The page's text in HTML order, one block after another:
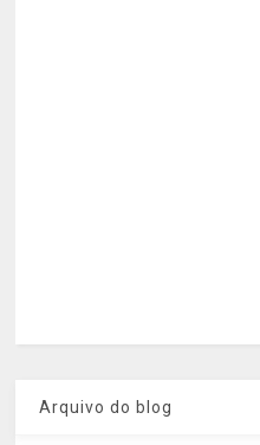
Arquivo do blog